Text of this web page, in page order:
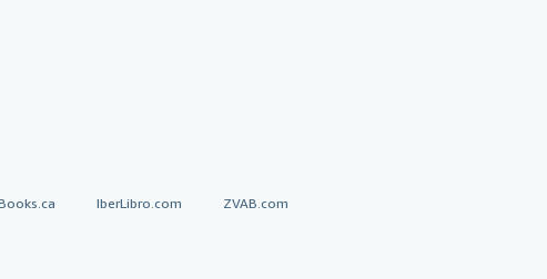
IberLibro.com ZVAB.com